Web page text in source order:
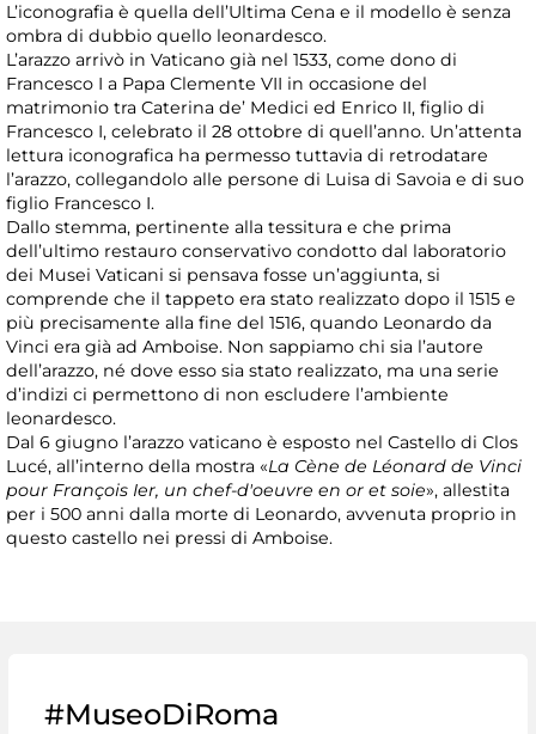
L’iconografia è quella dell’Ultima Cena e il modello è senza
ombra di dubbio quello leonardesco.
L’arazzo arrivò in Vaticano già nel 1533, come dono di
Francesco I a Papa Clemente VII in occasione del
matrimonio tra Caterina de’ Medici ed Enrico II, figlio di
Francesco I, celebrato il 28 ottobre di quell’anno. Un’attenta
lettura iconografica ha permesso tuttavia di retrodatare
l’arazzo, collegandolo alle persone di Luisa di Savoia e di suo
figlio Francesco I.
Dallo stemma, pertinente alla tessitura e che prima
dell’ultimo restauro conservativo condotto dal laboratorio
dei Musei Vaticani si pensava fosse un’aggiunta, si
comprende che il tappeto era stato realizzato dopo il 1515 e
più precisamente alla fine del 1516, quando Leonardo da
Vinci era già ad Amboise. Non sappiamo chi sia l’autore
dell’arazzo, né dove esso sia stato realizzato, ma una serie
d’indizi ci permettono di non escludere l’ambiente
leonardesco.
Dal 6 giugno l’arazzo vaticano è esposto nel Castello di Clos
Lucé, all’interno della mostra «La Cène de Léonard de Vinci
pour François Ier, un chef-d'oeuvre en or et soie», allestita
per i 500 anni dalla morte di Leonardo, avvenuta proprio in
questo castello nei pressi di Amboise.
#MuseoDiRoma